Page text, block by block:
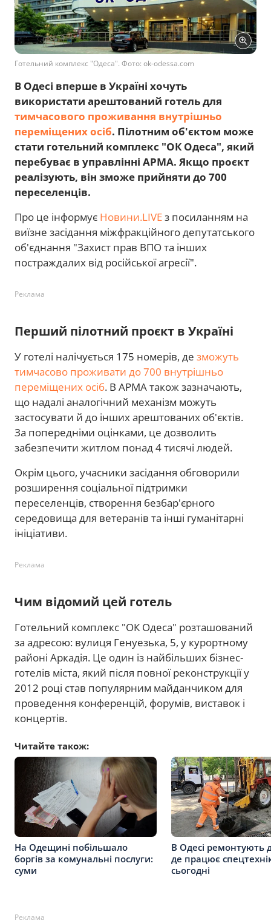
Готельний комплекс "Одеса". Фото: ok-odessa.com
В Одесі вперше в Україні хочуть
використати арештований готель для
тимчасового проживання внутрішньо
переміщених осіб. Пілотним об'єктом може
стати готельний комплекс "ОК Одеса", який
перебуває в управлінні АРМА. Якщо проєкт
реалізують, він зможе прийняти до 700
переселенців.
Про це інформує Новини.LIVEз посиланням на
виїзне засідання міжфракційного депутатського
об'єднання "Захист прав ВПО та інших
постраждалих від російської агресії".
Реклама
Перший пілотний проєкт в Україні
У готелі налічується 175 номерів, де зможуть
тимчасово проживати до 700 внутрішньо
переміщених осіб. В АРМА також зазначають,
що надалі аналогічний механізм можуть
застосувати й до інших арештованих об'єктів.
За попередніми оцінками, це дозволить
забезпечити житлом понад 4 тисячі людей.
Окрім цього, учасники засідання обговорили
розширення соціальної підтримки
переселенців, створення безбар'єрного
середовища для ветеранів та інші гуманітарні
ініціативи.
Реклама
Чим відомий цей готель
Готельний комплекс "ОК Одеса" розташований
за адресою: вулиця Генуезька, 5, у курортному
районі Аркадія. Це один із найбільших бізнес-
готелів міста, який після повної реконструкції у
2012 році став популярним майданчиком для
проведення конференцій, форумів, виставок і
концертів.
Читайте також:
На Одещині побільшало
боргів за комунальні послуги:
суми
В Одесі ремонтують
де працює
сьогодні
Реклама